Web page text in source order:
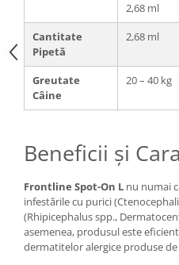
2,68 ml
Cantitate
Pipetă
2,68 ml
Greutate
Câine
20 – 40 kg
Beneficii și
Frontline Spot-On L nu numai
infestările cu purici
(Rhipicephalus spp.,
asemenea, produsul este
dermatitelor alergice produse